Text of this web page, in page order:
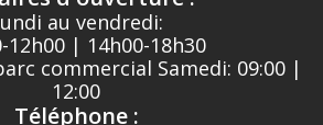
au vendredi:
12h00 | 14h00-18h30
commercial Samedi: 09:00 |
12:00
Téléphone :